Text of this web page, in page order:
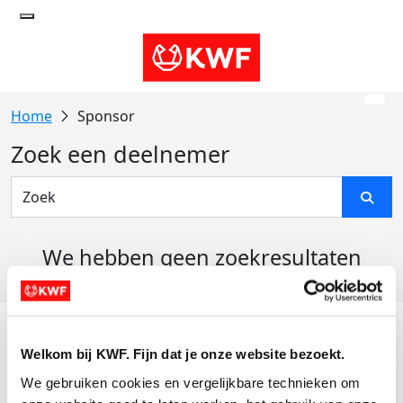
Welkom bij KWF. Fijn dat je onze website bezoekt.
We gebruiken cookies en vergelijkbare technieken om
Sponsor
Zoek een deelnemer
We hebben geen zoekresultaten
Actiematerialen
Evenementen